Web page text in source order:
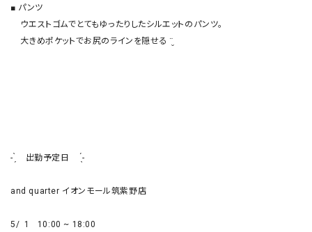
■ パンツ
- ̗̀    出勤予定日     ̖́-
and quarter イオンモール筑紫野店
5/  1   10:00 ~ 18:00